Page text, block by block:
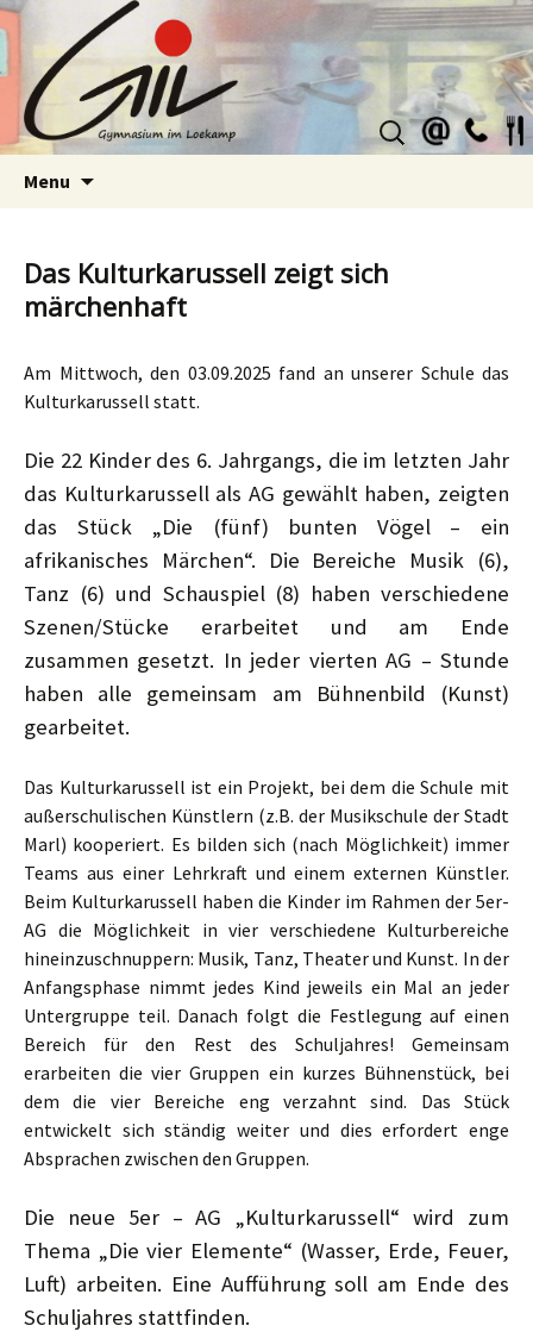
Suchen
nach:
Menu
Das Kulturkarussell zeigt sich
märchenhaft
Am Mittwoch, den 03.09.2025 fand an unserer Schule das
Kulturkarussell statt.
Die 22 Kinder des 6. Jahrgangs, die im letzten Jahr
das Kulturkarussell als AG gewählt haben, zeigten
das Stück „Die (fünf) bunten Vögel – ein
afrikanisches Märchen“. Die Bereiche Musik (6),
Tanz (6) und Schauspiel (8) haben verschiedene
Szenen/Stücke erarbeitet und am Ende
zusammen gesetzt. In jeder vierten AG – Stunde
haben alle gemeinsam am Bühnenbild (Kunst)
gearbeitet.
Das Kulturkarussell ist ein Projekt, bei dem die Schule mit
außerschulischen Künstlern (z.B. der Musikschule der Stadt
Marl) kooperiert. Es bilden sich (nach Möglichkeit) immer
Teams aus einer Lehrkraft und einem externen Künstler.
Beim Kulturkarussell haben die Kinder im Rahmen der 5er-
AG die Möglichkeit in vier verschiedene Kulturbereiche
hineinzuschnuppern: Musik, Tanz, Theater und Kunst. In der
Anfangsphase nimmt jedes Kind jeweils ein Mal an jeder
Untergruppe teil. Danach folgt die Festlegung auf einen
Bereich für den Rest des Schuljahres! Gemeinsam
erarbeiten die vier Gruppen ein kurzes Bühnenstück, bei
dem die vier Bereiche eng verzahnt sind. Das Stück
entwickelt sich ständig weiter und dies erfordert enge
Absprachen zwischen den Gruppen.
Die neue 5er – AG „Kulturkarussell“ wird zum
Thema „Die vier Elemente“ (Wasser, Erde, Feuer,
Luft) arbeiten. Eine Aufführung soll am Ende des
Schuljahres stattfinden.